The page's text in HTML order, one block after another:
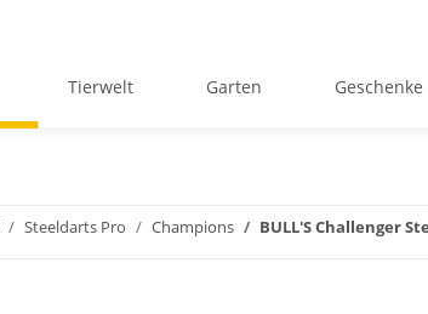
Tierwelt Garten Geschenke
Steeldarts Pro Champions BULL'S Challenger